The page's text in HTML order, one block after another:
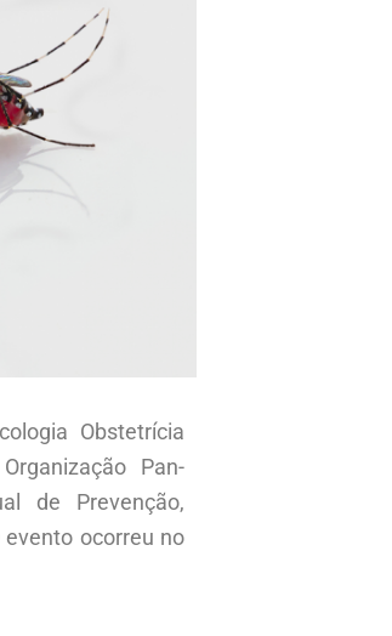
Obstetrícia
Pan-
de Prevenção,
evento ocorreu no